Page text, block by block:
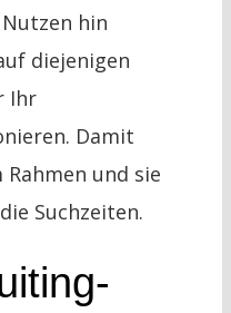
hin
diejenigen
Ihr
Damit
und sie
Suchzeiten.